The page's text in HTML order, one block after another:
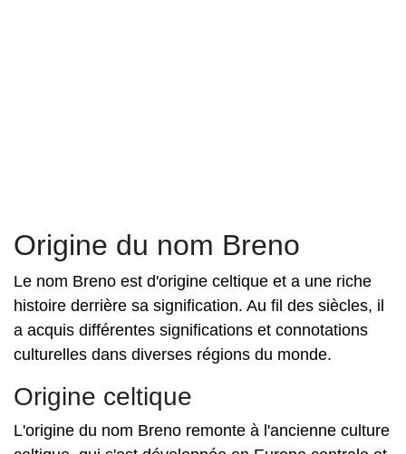
Origine du nom Breno
Le nom Breno est d'origine celtique et a une riche
histoire derrière sa signification. Au fil des siècles, il
a acquis différentes significations et connotations
culturelles dans diverses régions du monde.
Origine celtique
L'origine du nom Breno remonte à l'ancienne culture